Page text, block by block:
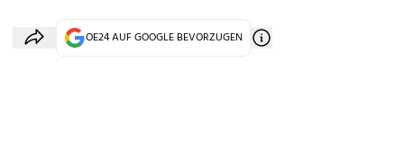
OE24 AUF GOOGLE BEVORZUGEN